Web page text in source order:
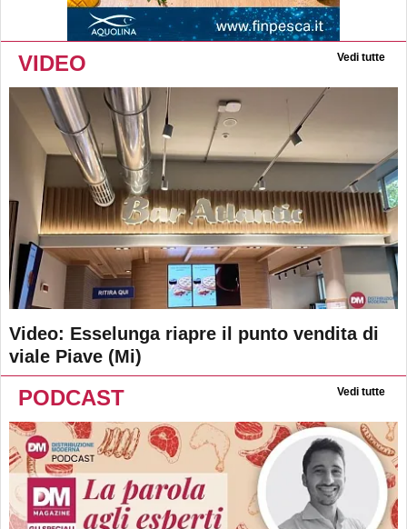
VIDEO Vedi tutte
Video: Esselunga riapre il punto vendita di
viale Piave (Mi)
PODCAST Vedi tutte